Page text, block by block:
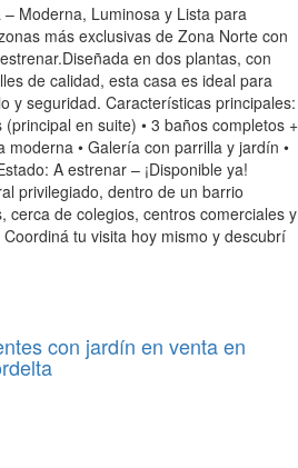
Moderna, Luminosa y Lista para
más exclusivas de Zona Norte con
en dos plantas, con
de calidad, esta casa es ideal para
y seguridad. Características principales:
en suite) • 3 baños completos +
moderna • Galería con parrilla y jardín •
A estrenar – ¡Disponible ya!
privilegiado, dentro de un barrio
cerca de colegios, centros comerciales y
tu visita hoy mismo y descubrí
con jardín en venta en